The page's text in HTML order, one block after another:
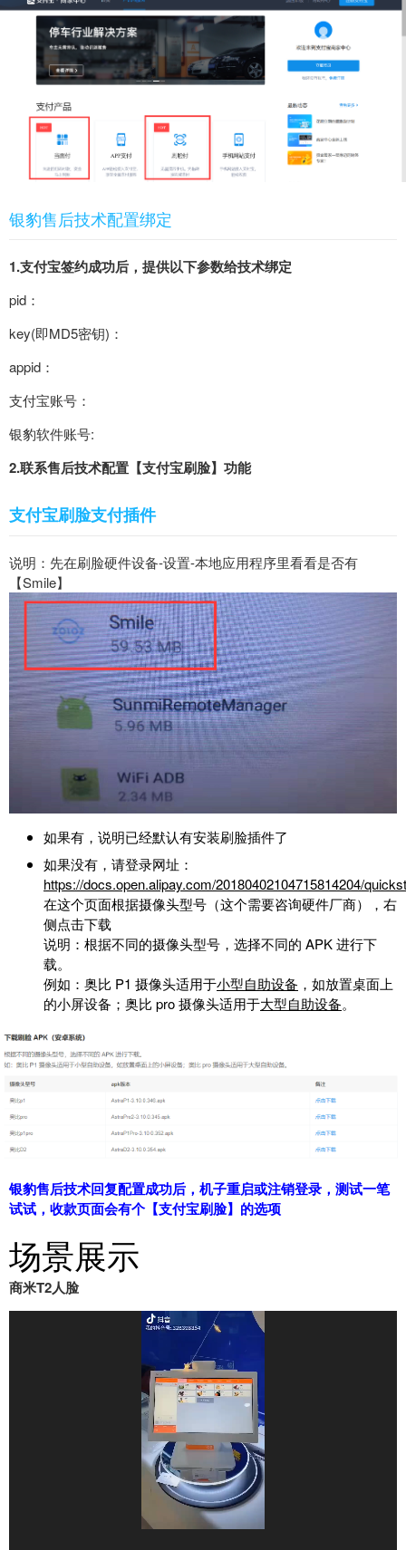
银豹售后技术配置绑定
1.支付宝签约成功后，提供以下参数给技术绑定
pid：
key(即MD5密钥)：
appid：
支付宝账号：
银豹软件账号:
2.联系售后技术配置【支付宝刷脸】功能
支付宝刷脸支付插件
说明：先在刷脸硬件设备-设置-本地应用程序里看看是否有
【Smile】
如果有，说明已经默认有安装刷脸插件了
如果没有，请登录网址：
https://docs.open.alipay.com/20180402104715814204/
在这个页面根据摄像头型号（这个需要咨询硬件厂商），右
侧点击下载
说明：根据不同的摄像头型号，选择不同的 APK 进行下
载。
例如：奥比 P1 摄像头适用于小型自助设备 ，如放置桌面上
的小屏设备；奥比 pro 摄像头适用于大型自助设备。
银豹售后技术回复配置成功后，机子重启或注销登录，测试一笔
试试，收款页面会有个【支付宝刷脸】的选项
场景展示
商米T2人脸